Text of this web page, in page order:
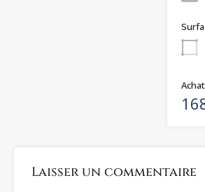
Achat
Laisser un commentaire